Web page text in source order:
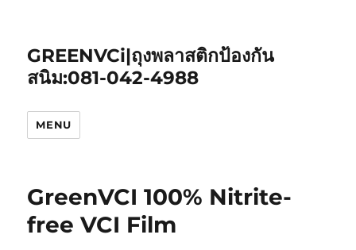
GREENVCi|ถุงพลาสติกป้องกัน
สนิม:081-042-4988
MENU
GreenVCI 100% Nitrite-
free VCI Film